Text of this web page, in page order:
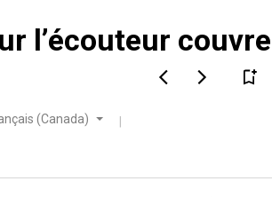
l’écouteur
(Canada)